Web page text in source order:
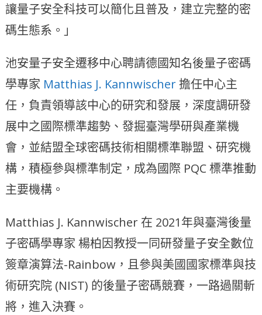
讓量子安全科技可以簡化且普及，建立完整的密
碼生態系。」
池安量子安全遷移中心聘請德國知名後量子密碼
學專家 Matthias J. Kannwischer擔任中心主
任，負責領導該中心的研究和發展，深度調研發
展中之國際標準趨勢、發掘臺灣學研與產業機
會，並結盟全球密碼技術相關標準聯盟、研究機
構，積極參與標準制定，成為國際 PQC 標準推動
主要機構。
Matthias J. Kannwischer 在 2021年與臺灣後量
子密碼學專家 楊柏因教授一同研發量子安全數位
簽章演算法-Rainbow，且參與美國國家標準與技
術研究院 (NIST) 的後量子密碼競賽，一路過關斬
將，進入決賽。